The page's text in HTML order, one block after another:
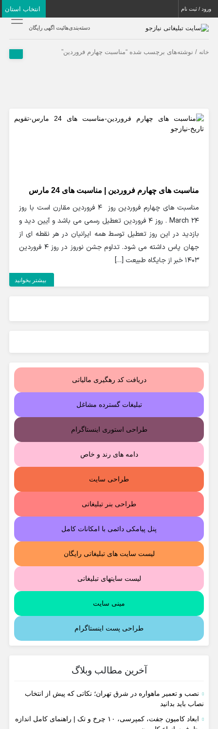
انتخاب استان ورود / ثبت نام
دسته‌بندی‌هاثبت اگهی رایگان
خانه / نوشته‌های برچسب شده “مناسبت چهارم فروردین”
مناسبت های چهارم فروردین | مناسبت های 24 مارس
مناسبت های چهارم فروردین روز 4 فروردین مقارن است با روز
24 March . روز 4 فروردین تعطیل رسمی می باشد و آیین دید و
بازدید در این روز تعطیل توسط همه ایرانیان در هر نقطه ای از
جهان پاس داشته می شود. تداوم جشن نوروز در روز 4 فروردین
1403 خبر از جایگاه طبیعت […]
بیشتر بخوانید
دریافت کد رهگیری مالیاتی
تبلیغات گسترده مشاغل
طراحی استوری اینستاگرام
دامه های رند و خاص
طراحی سایت
طراحی بنر تبلیغاتی
پنل پیامکی دائمی با امکانات کامل
لیست سایت های تبلیغاتی رایگان
لیست سایتهای تبلیغاتی
مینی سایت
طراحی پست اینستاگرام
آخرین مطالب وبلاگ
نصب و تعمیر ماهواره در شرق تهران؛ نکاتی که پیش از انتخاب
نصاب باید بدانید
ابعاد کامیون جفت، کمپرسی، ۱۰ چرخ و تک | راهنمای کامل اندازه